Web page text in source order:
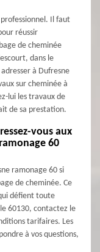
Il faut
réussir
de cheminée
dans le
à Dufresne
sur cheminée à
lui les travaux de
de sa prestation.
vous aux
60
ramonage 60 si
de cheminée. Ce
défient toute
60130, contactez le
tarifaires. Les
à vos questions,